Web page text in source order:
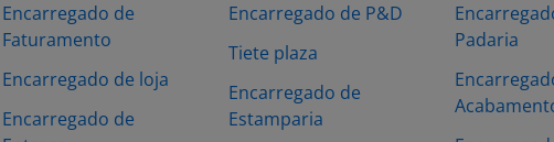
Encarregado de
Faturamento
Encarregado de loja
Encarregado de
Encarregado de P&D
Tiete plaza
Encarregado de
Estamparia
Padaria